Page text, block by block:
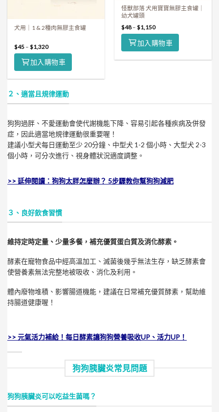
犬用｜1 & 2種肉無膠主食罐
$45 –$1,320
加入購物車
怪獸部落 犬用寶寶無膠主食罐｜
幼犬罐頭
$48–$1,150
加入購物車
２、適當且規律運動
狗狗過胖、不愛運動會使代謝機能下降、容易引起各種疾病及併發
症，因此適當地規律運動很重要喔！
建議小型犬每日運動至少 20分鐘、中型犬 1-2 個小時、大型犬 2-3
個小時，可分次進行、視身體狀況適度調整。
>> 延伸閱讀：狗狗太胖怎麼辦？ 5步驟教你幫狗狗減肥
３、良好飲食習慣
維持定時定量、少量多餐，補充優質蛋白質及消化酵素。
酵素在寵物食品中經高溫加工、滅菌後幾乎無法生存，缺乏酵素會
使營養素無法完整地被吸收、消化及利用。
體內廢物堆積、影響腸道機能，建議在日常補充優質酵素，幫助維
持腸道健康喔！
>> 元氣活力補給！每日酵素讓狗狗營養吸收UP、活力UP！
狗狗胰臟炎常見問題
狗狗胰臟炎可以吃益生菌嗎？